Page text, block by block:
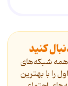
کنید
همه شبکه‌های
را با بهترین